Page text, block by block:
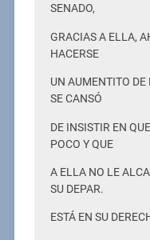
SENADO,
GRACIAS A ELLA,
HACERSE
UN AUMENTITO DE
SE CANSÓ
DE INSISTIR EN
POCO Y QUE
A ELLA NO LE
SU DEPAR.
ESTÁ EN SU